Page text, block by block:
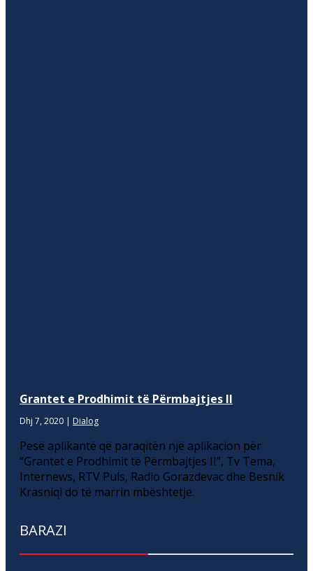
Grantet e Prodhimit të Përmbajtjes II
Dhj 7, 2020 | Dialog
Pesë aplikantë që paraqitën një aplikacion për
“Grantet e Prodhimit të Përmbajtjes II”, Tv Tema,
Internews, RTV Puls, Radio Gorazdevac dhe Besnik
Krasniqi do të marrin mbështetje.
BARAZI